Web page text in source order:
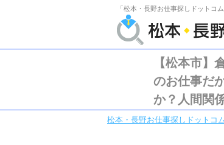
「松本・長野お仕事探しドットコ
【松本市
のお仕事だ
か？人間関
松本・長野お仕事探しドットコ